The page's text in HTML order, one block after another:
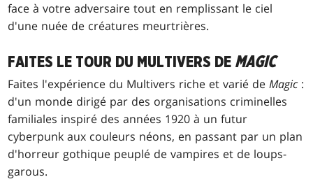
face à votre adversaire tout en remplissant le ciel
d'une nuée de créatures meurtrières.
FAITES LE TOUR DU MULTIVERS DE MAGIC
Faites l'expérience du Multivers riche et varié deMagic :
d'un monde dirigé par des organisations criminelles
familiales inspiré des années 1920 à un futur
cyberpunk aux couleurs néons, en passant par un plan
d'horreur gothique peuplé de vampires et de loups-
garous.